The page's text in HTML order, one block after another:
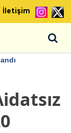
İletişim